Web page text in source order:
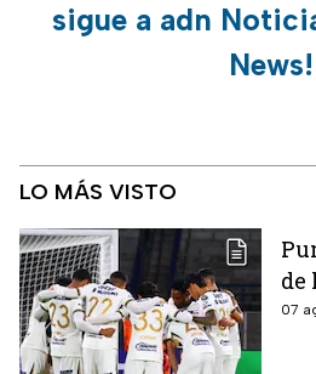
sigue a adn
News!
LO MÁS VISTO
de
07